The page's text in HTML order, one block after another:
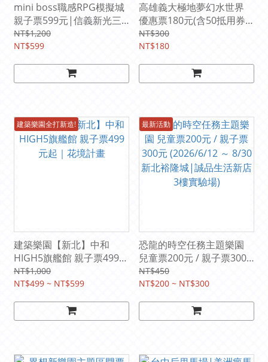
mini boss職感RPG模擬城
親子票599元|信義新光三
越A11 6樓(2026/07/10-
08/30)
NT$1,200
NT$599
高雄義大極地夢幻水世界
優惠票180元(含50抵用券.
假日限定) |義大世界購物
廣場1樓B區123廣場
NT$300
NT$180
建築樂園全打新造!
建築樂園【新北】中和
HIGH5旗艦館 親子票499元
起｜花境計畫
NT$1,000
NT$499 ~ NT$599
最新活動
恐龍的時空任務主題樂園
兒童票200元 / 親子票300
元 (2026/6/12 ～ 8/30 新北
裕隆城|誠品生活新店3樓
NT$450
NT$200 ~ NT$300